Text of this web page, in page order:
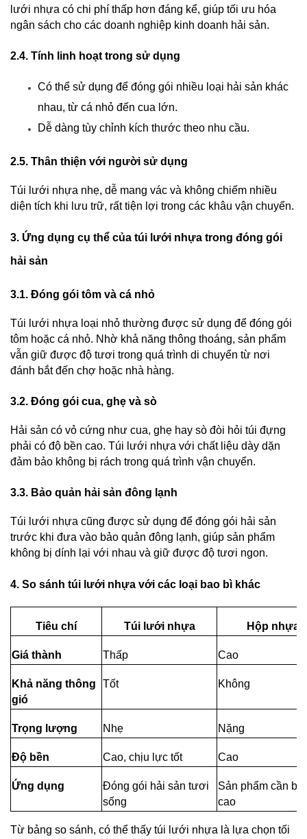
lưới nhựa có chi phí thấp hơn đáng kể, giúp tối ưu hóa
ngân sách cho các doanh nghiệp kinh doanh hải sản.
2.4. Tính linh hoạt trong sử dụng
Có thể sử dụng để đóng gói nhiều loại hải sản khác
nhau, từ cá nhỏ đến cua lớn.
Dễ dàng tùy chỉnh kích thước theo nhu cầu.
2.5. Thân thiện với người sử dụng
Túi lưới nhựa nhẹ, dễ mang vác và không chiếm nhiều
diện tích khi lưu trữ, rất tiện lợi trong các khâu vận chuyển.
3. Ứng dụng cụ thể của túi lưới nhựa trong đóng gói
hải sản
3.1. Đóng gói tôm và cá nhỏ
Túi lưới nhựa loại nhỏ thường được sử dụng để đóng gói
tôm hoặc cá nhỏ. Nhờ khả năng thông thoáng, sản phẩm
vẫn giữ được độ tươi trong quá trình di chuyển từ nơi
đánh bắt đến chợ hoặc nhà hàng.
3.2. Đóng gói cua, ghẹ và sò
Hải sản có vỏ cứng như cua, ghẹ hay sò đòi hỏi túi đựng
phải có độ bền cao. Túi lưới nhựa với chất liệu dày dặn
đảm bảo không bị rách trong quá trình vận chuyển.
3.3. Bảo quản hải sản đông lạnh
Túi lưới nhựa cũng được sử dụng để đóng gói hải sản
trước khi đưa vào bảo quản đông lạnh, giúp sản phẩm
không bị dính lại với nhau và giữ được độ tươi ngon.
4. So sánh túi lưới nhựa với các loại bao bì khác
Tiêu chí Túi lưới nhựa Hộp nhựa
Giá thành Thấp Cao
Khả năng thông
gió
Tốt Không
Trọng lượng Nhẹ Nặng
Độ bền Cao, chịu lực tốt Cao
Ứng dụng
Đóng gói hải sản tươi
sống
Sản phẩm cần
cao
Từ bảng so sánh, có thể thấy túi lưới nhựa là lựa chọn tối